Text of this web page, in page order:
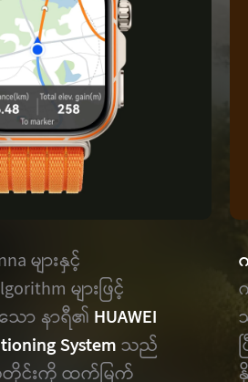
များနှင့်
များဖြင့်
ော နာရီ၏ HUAWEI
Systemသည်
တိုင်းကို ထက်မြက်